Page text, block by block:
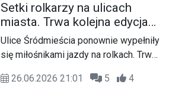
Setki rolkarzy na ulicach
miasta. Trwa kolejna edycja
Nightskatingu
Ulice Śródmieścia ponownie wypełniły
się miłośnikami jazdy na rolkach. Trwa
od pierwszych minut przyciągnęła
26.06.2026 21:01 5 4